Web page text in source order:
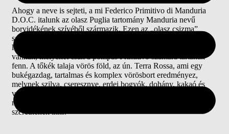
Ahogy a neve is sejteti, a mi Federico Primitivo di Manduria
D.O.C. italunk az olasz Puglia tartomány Manduria nevű
borvidékének szívéből származik. Ezen az „olasz csizma”
sarkán található tájon termelik hagyományosan a Primitivo
legkiválóbb fajtáját. A borászatnak nagyon öreg szőlőtőkéi
vannak, melyeket csak a pompás Primitivo számára tartanak
fenn. A tőkék talaja vörös föld, az ún. Terra Rossa, ami egy
bukégazdag, tartalmas és komplex vörösbort eredményez,
melynek szilva, cseresznye, erdei bogyók, dohány, kakaó és
vanília jellege van. Egészen felejthetetlen, élvezetes bor
mindazoknak, akik legalább egyszer valami különlegességet
szeretnének inni!